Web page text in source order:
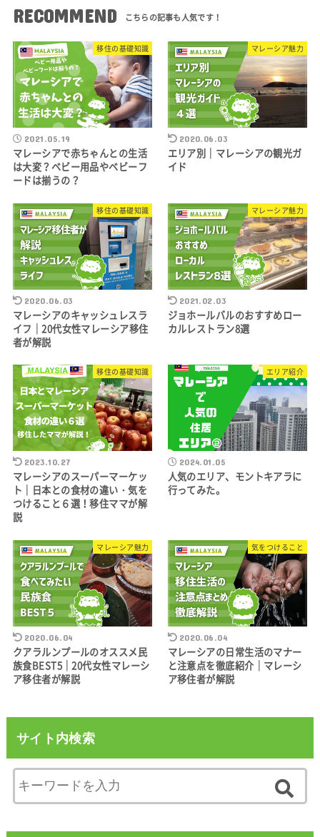
RECOMMEND
移住の基礎知識
2021.05.19
マレーシアで赤ちゃんとの生活
は大変？ベビー用品やベビーフ
ードは揃うの？
マレーシア魅力
2020.06.03
エリア別｜マレーシアの観光ガ
イド
移住の基礎知識
2020.06.03
マレーシアのキャッシュレスラ
イフ｜20代女性マレーシア移住
者が解説
マレーシア魅力
2021.02.03
ジョホールバルのおすすめロー
カルレストラン8選
移住の基礎知識
2023.10.27
マレーシアのスーパーマーケッ
ト｜日本との食材の違い・気を
つけること６選！移住ママが解
説
エリア紹介
2024.01.05
人気のエリア、モントキアラに
行ってみた。
マレーシア魅力
2020.06.04
クアラルンプールのオススメ民
族食BEST5｜20代女性マレーシ
ア移住者が解説
気をつけること
2020.06.04
マレーシアの日常生活のマナー
と注意点を徹底紹介｜マレーシ
ア移住者が解説
サイト内検索